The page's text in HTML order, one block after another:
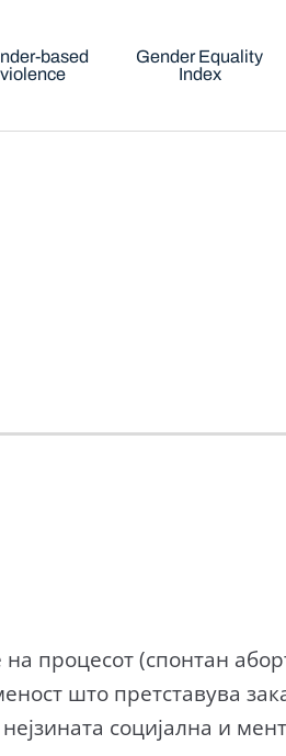
based
violence
Gender Equality
Index
процесот (спонтан
што претставува
социјална и